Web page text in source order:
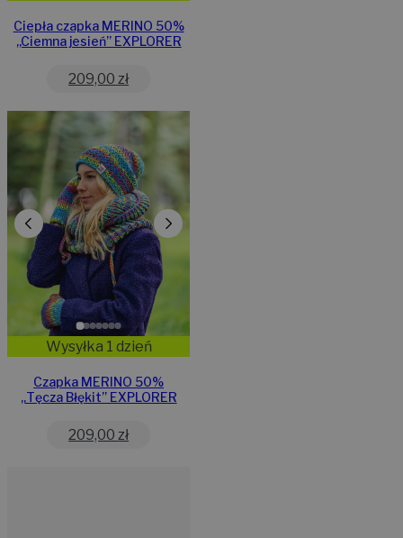
Ciepła czapka MERINO 50%
,,Ciemna jesień” EXPLORER
209,00 zł
Wysyłka 1 dzień
Czapka MERINO 50%
„Tęcza Błękit” EXPLORER
209,00 zł